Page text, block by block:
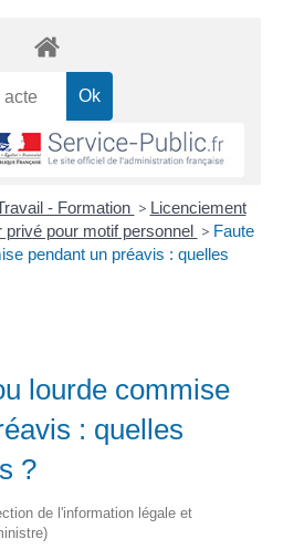
- Formation > Licenciement
pour motif personnel > Faute
pendant un préavis : quelles
lourde commise
: quelles
?
de l'information légale et